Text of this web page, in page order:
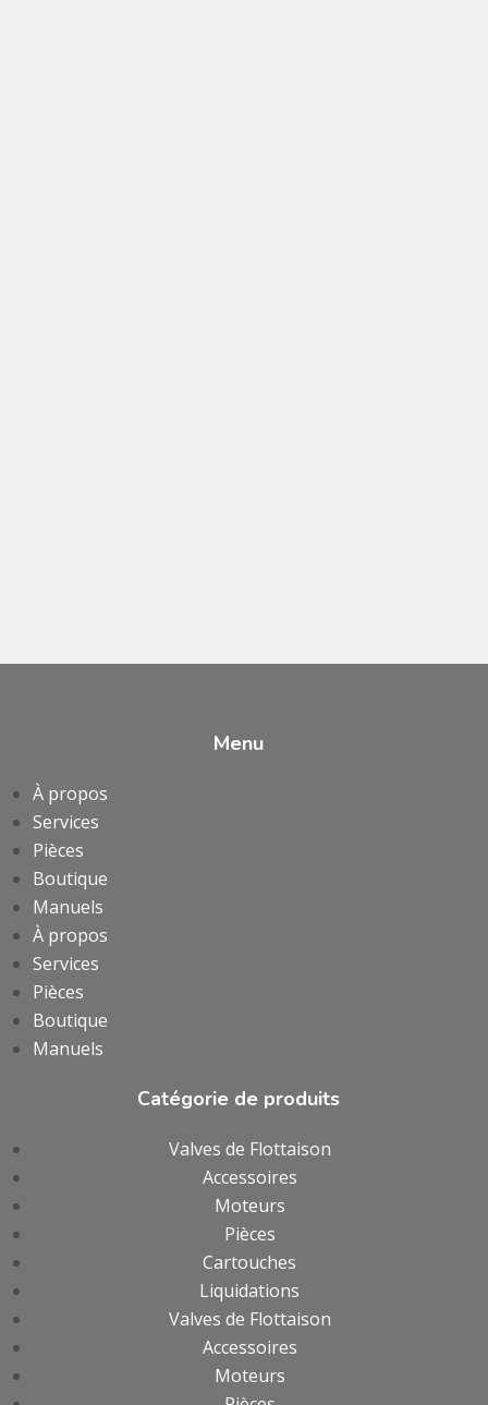
Menu
À propos
Services
Pièces
Boutique
Manuels
À propos
Services
Pièces
Boutique
Manuels
Catégorie de produits
Valves de Flottaison
Accessoires
Moteurs
Pièces
Cartouches
Liquidations
Valves de Flottaison
Accessoires
Moteurs